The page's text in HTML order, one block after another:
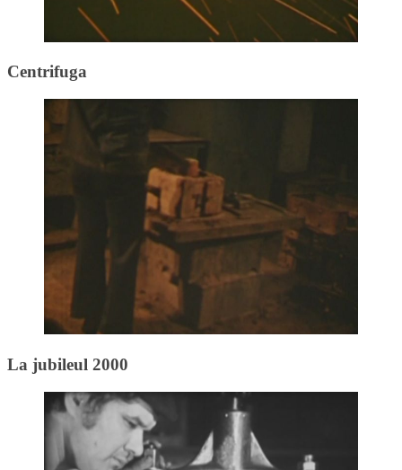
Centrifuga
La jubileul 2000